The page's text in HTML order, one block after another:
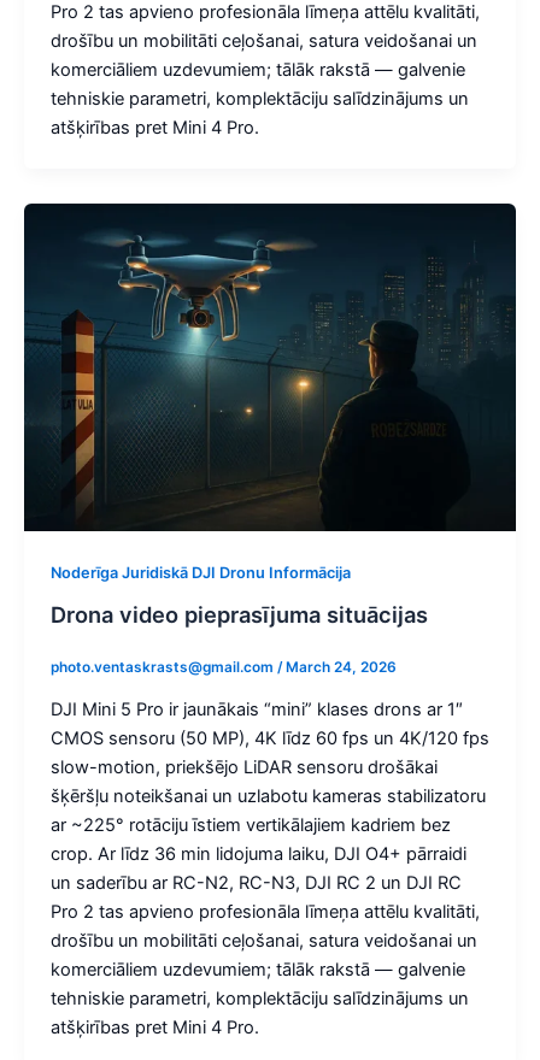
Pro 2 tas apvieno profesionāla līmeņa attēlu kvalitāti,
drošību un mobilitāti ceļošanai, satura veidošanai un
komerciāliem uzdevumiem; tālāk rakstā — galvenie
tehniskie parametri, komplektāciju salīdzinājums un
atšķirības pret Mini 4 Pro.
Noderīga Juridiskā DJI Dronu Informācija
Drona video pieprasījuma situācijas
photo.ventaskrasts@gmail.com /March 24, 2026
DJI Mini 5 Pro ir jaunākais “mini” klases drons ar 1″
CMOS sensoru (50 MP), 4K līdz 60 fps un 4K/120 fps
slow-motion, priekšējo LiDAR sensoru drošākai
šķēršļu noteikšanai un uzlabotu kameras stabilizatoru
ar ~225° rotāciju īstiem vertikālajiem kadriem bez
crop. Ar līdz 36 min lidojuma laiku, DJI O4+ pārraidi
un saderību ar RC-N2, RC-N3, DJI RC 2 un DJI RC
Pro 2 tas apvieno profesionāla līmeņa attēlu kvalitāti,
drošību un mobilitāti ceļošanai, satura veidošanai un
komerciāliem uzdevumiem; tālāk rakstā — galvenie
tehniskie parametri, komplektāciju salīdzinājums un
atšķirības pret Mini 4 Pro.